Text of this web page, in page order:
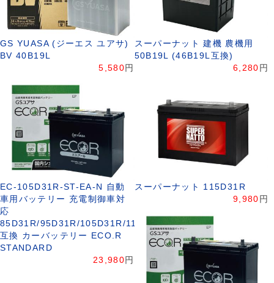
GS YUASA (ジーエス ユアサ)
BV 40B19L
5,580 円
スーパーナット 建機 農機用
50B19L (46B19L互換)
6,280 円
EC-105D31R-ST-EA-N 自動
車用バッテリー 充電制御車対
応
85D31R/95D31R/105D31R/115D31R
互換 カーバッテリー ECO.R
STANDARD
23,980円
スーパーナット 115D31R
9,980 円